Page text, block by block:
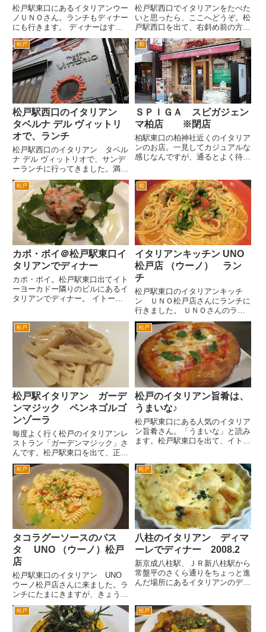
松戸駅東口にあるイタリアンウー
ノＵＮＯさん。ランチもディナー
にも行きます。 ディナーはすご
く混んでるときがあるので、そう
いう雰囲気のあるときは避けてま
す。 にぎやなかなの嫌いなん
で。食事は、静かに食べたいです
からね。 居酒屋は、常識レベ
ル...
松戸駅西口でイタリアンをたべた
いと思ったら、ここへどうぞ。松
戸駅西口を出て、右斜め前の方に
徒歩1分ぐらい歩いた付近にあり
ます。とても近いですよ。この大
きなお皿が目印です。 階段を
登って2階へ。階段は白い壁にイ
タリアっぽい絵が描かれ、ホー
ル...
松戸
松戸駅西口のイタリアン
タベルナ デル ヴィットリ
オで、ランチ
松戸駅西口のイタリアン タベル
ナ デル ヴィットリオで、サンデ
ーランチに行ってきました。満足
度120％でした。 松戸駅西口を出
て、ロータリーを右手に。旧辰生
堂書店の向かいのビルの２階で
す。 お水は、おしゃれなボト
ルで出てきます。サンデーラ...
柏
ＳＰＩＧＡ スピガジェン
マ柏店 ※閉店
柏駅東口の柏神社近くのイタリア
ンのお店。一見してカジュアルな
感じなんですが、通るとよく待っ
って納得しました。なんとこのお
店パスタ全品一律５００円なんで
す。しかもＬサイズを注文して
も...
松戸
カポ・ボイ＠松戸駅東口イ
タリアンでディナー
カポ・ボイ。松戸駅東口出てイト
ーヨーカドー隣りのビルにあるイ
タリアンでディナー。 イトーヨ
ションの３階にあります。ちょと
隠れ家的な場所ですが、ランチタ
イムは女性でいつも満席です。
柏
イタリアンキッチン UNO
松戸店 （ウーノ） ラン
チ
松戸駅東口のイタリアンキッチ
ン ＵＮＯ松戸店さんにランチに
行きました。 ＵＮＯさんのラン
チは、ふつう？のパスタメニュー
がないのがちょっと残念。 ナ
ポリタンとかミートソースとか。
そんなのイタリアにないというな
らば、アマトリチャーナとかカル
ボ...
松戸
松戸駅イタリアン ガーデ
ンマジック ペンネゴルゴ
ンゾーラ
毎度よく行く松戸のイタリアンレ
ストラン「ガーデンマジック」さ
んです。松戸駅東口を出て、正面
にそびえるイトーヨーカドーの入
ったビル「プラーレ松戸」の屋上
フロアにあります。 その日、
その日のおすすめメニューは、イ
ーゼルにのった黒板でやってき
松戸
松戸のイタリアン旨肴は、
うまいな♪
松戸駅東口にある人気のイタリア
ン旨肴さん。「うまいな」と読み
ます。松戸駅東口を出て、イトー
ス通り沿いです。 洋風居酒
屋？街角のイタリアン？という独
特な雰囲気のお店です。ご夫婦で
や...
松戸
タコラグーソースのパス
タ UNO （ウーノ）松戸
店
松戸駅東口のイタリアン UNO
ウーノ松戸店さんに来ました。ラ
ンチにたまにきますが、きょうは
夜です。夜は、結構グループのお
客様でにぎわっているのが窓越し
にみえたりします。結婚式の二次
松戸
八柱のイタリアン ディマ
ーレでディナー 2008.2
新京成八柱駅、ＪＲ新八柱駅から
常盤平のさくら通りをちょっと進
んだ場所にあるイタリアンのディ
ィナーでした。駐車場は、すいて
ました。夜のディナーは、パスタ
ディナーが、約１８００円くら
松戸 松戸